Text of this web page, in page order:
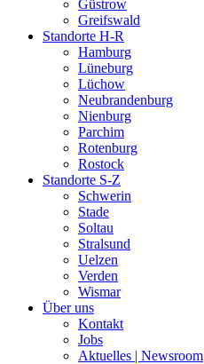
Güstrow
Greifswald
Standorte H-R
Hamburg
Lüneburg
Lüchow
Neubrandenburg
Nienburg
Parchim
Rotenburg
Rostock
Standorte S-Z
Schwerin
Stade
Soltau
Stralsund
Uelzen
Verden
Wismar
Über uns
Kontakt
Jobs
Aktuelles | Newsroom